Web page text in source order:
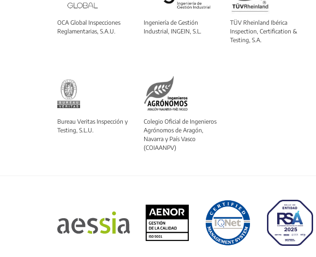
OCA Global Inspecciones
Reglamentarias, S.A.U.
Ingeniería de Gestión
Industrial, INGEIN, S.L.
TÜV Rheinland Ibérica
Inspection, Certification &
Testing, S.A.
Bureau Veritas Inspección y
Testing, S.L.U.
Colegio Oficial de Ingenieros
Agrónomos de Aragón,
Navarra y País Vasco
(COIAANPV)